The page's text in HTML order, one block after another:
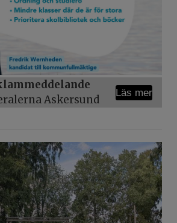
Askersund
Läs mer